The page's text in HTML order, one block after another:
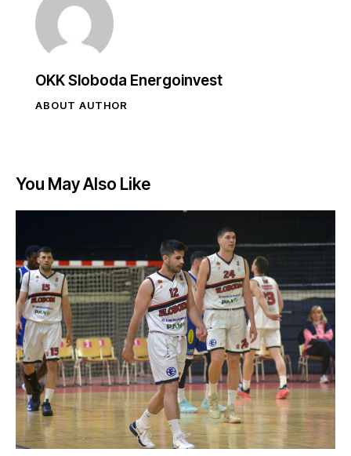
OKK Sloboda Energoinvest
ABOUT AUTHOR
You May Also Like